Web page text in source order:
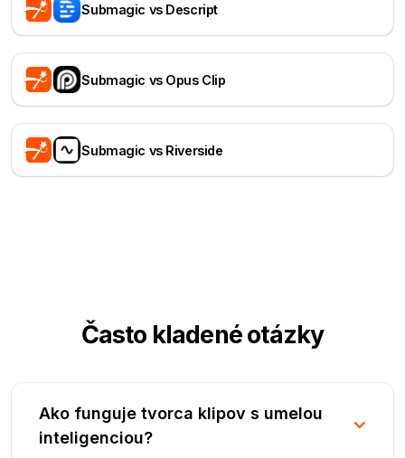
Submagic vs Descript
Submagic vs Opus Clip
Submagic vs Riverside
Často kladené otázky
Ako funguje tvorca klipov s umelou
inteligenciou?